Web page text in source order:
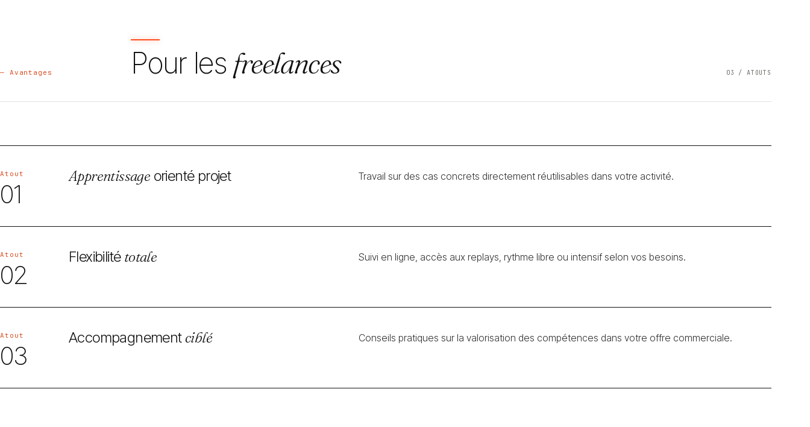
— Avantages Pour les freelances 03 / ATOUTS
Atout
01
Apprentissageorienté projet Travail sur des cas concrets directement réutilisables dans votre activité.
Atout
02
Flexibilité totale Suivi en ligne, accès aux replays, rythme libre ou intensif selon vos besoins.
Atout
03
Accompagnementciblé Conseils pratiques sur la valorisation des compétences dans votre offre commerciale.